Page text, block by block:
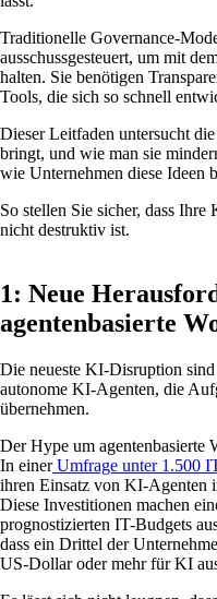
Traditionelle Governance-
ausschussgesteuert, um mit
halten. Sie benötigen
Tools, die sich so schnell
Dieser Leitfaden untersucht
bringt, und wie man sie
wie Unternehmen diese Ideen
So stellen Sie sicher, dass
nicht destruktiv ist.
1: Neue
agentenbasierte
Die neueste KI-Disruption
autonome KI-Agenten, die
übernehmen.
Der Hype um agentenbasierte
In einerUmfrage unter 1.500
ihren Einsatz von KI-Agenten
Diese Investitionen machen
prognostizierten IT-Budgets
dass ein Drittel der
US-Dollar oder mehr für KI